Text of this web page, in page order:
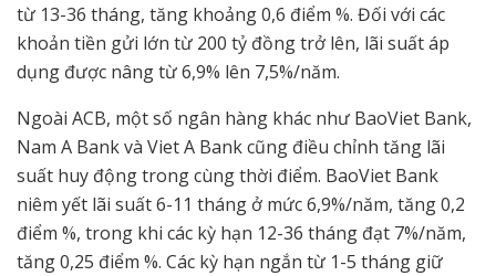
từ 13-36 tháng, tăng khoảng 0,6 điểm %. Đối với các
khoản tiền gửi lớn từ 200 tỷ đồng trở lên, lãi suất áp
dụng được nâng từ 6,9% lên 7,5%/năm.
Ngoài ACB, một số ngân hàng khác như BaoViet Bank,
Nam A Bank và Viet A Bank cũng điều chỉnh tăng lãi
suất huy động trong cùng thời điểm. BaoViet Bank
niêm yết lãi suất 6-11 tháng ở mức 6,9%/năm, tăng 0,2
điểm %, trong khi các kỳ hạn 12-36 tháng đạt 7%/năm,
tăng 0,25 điểm %. Các kỳ hạn ngắn từ 1-5 tháng giữ